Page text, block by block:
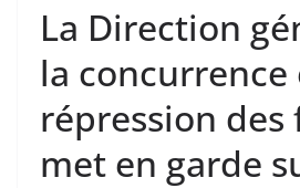
La Direction
la concurrence
répression des
met en garde